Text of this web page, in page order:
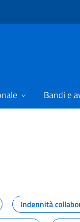
Bandi e
per lo
Indennità